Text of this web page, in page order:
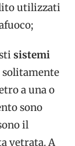
utilizzati
sistemi
a una o
sono
il
vetrata. A